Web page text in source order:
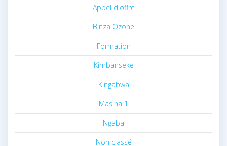
Appel d'offre
Binza Ozone
Formation
Kimbanseke
Kingabwa
Masina 1
Ngaba
Non classé